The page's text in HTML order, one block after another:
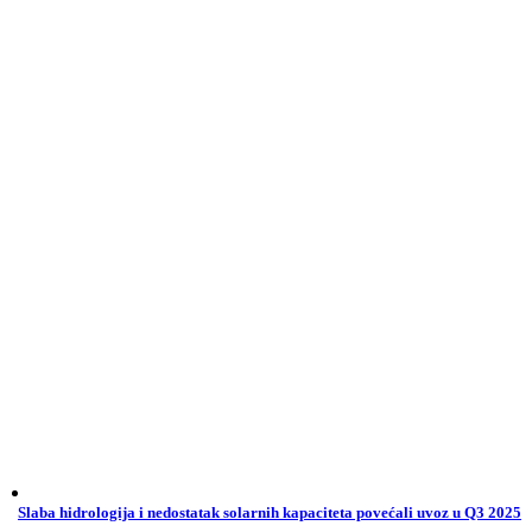
Slaba hidrologija i nedostatak solarnih kapaciteta povećali uvoz u Q3 2025